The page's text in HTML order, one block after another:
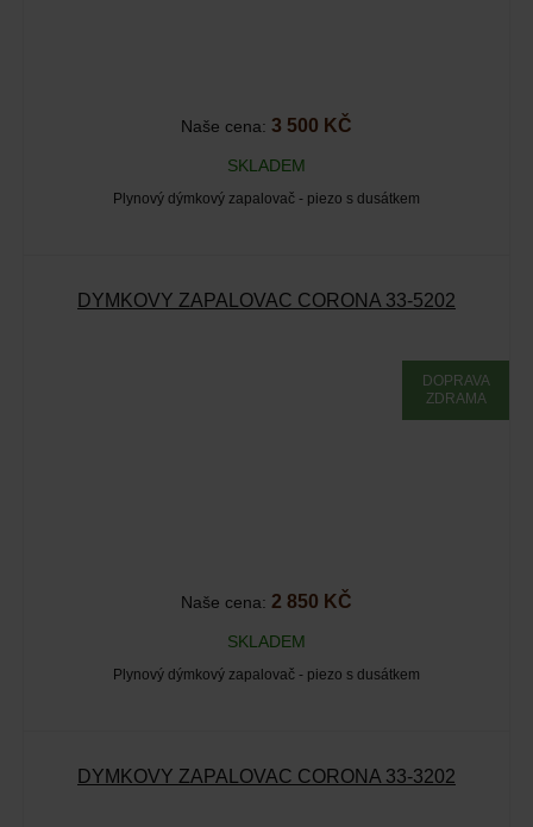
Naše cena: 3 500 KČ
SKLADEM
Plynový dýmkový zapalovač - piezo s dusátkem
DÝMKOVÝ ZAPALOVAČ CORONA 33-5202
DOPRAVA
ZDRAMA
Naše cena: 2 850 KČ
SKLADEM
Plynový dýmkový zapalovač - piezo s dusátkem
DÝMKOVÝ ZAPALOVAČ CORONA 33-3202